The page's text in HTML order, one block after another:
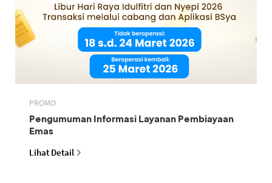
PROMO
Pengumuman Informasi Layanan Pembiayaan
Emas
Lihat Detail